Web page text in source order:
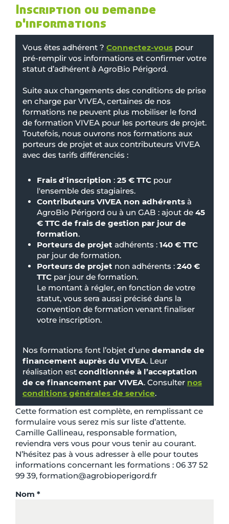
Inscription ou demande
d'informations
Vous êtes adhérent ? Connectez-vous pour
pré-remplir vos informations et confirmer votre
statut d’adhérent à AgroBio Périgord.
Suite aux changements des conditions de prise
en charge par VIVEA, certaines de nos
formations ne peuvent plus mobiliser le fond
de formation VIVEA pour les porteurs de projet.
Toutefois, nous ouvrons nos formations aux
porteurs de projet et aux contributeurs VIVEA
avec des tarifs différenciés :
Frais d'inscription : 25 € TTC pour
l'ensemble des stagiaires.
Contributeurs VIVEA non adhérents à
AgroBio Périgord ou à un GAB : ajout de 45
€ TTC de frais de gestion par jour de
formation.
Porteurs de projet adhérents : 140 € TTC
par jour de formation.
Porteurs de projet non adhérents : 240 €
TTC par jour de formation.
Le montant à régler, en fonction de votre
statut, vous sera aussi précisé dans la
convention de formation venant finaliser
votre inscription.
Nos formations font l’objet d’une demande de
financement auprès du VIVEA. Leur
réalisation est conditionnée à l’acceptation
de ce financement par VIVEA. Consulter nos
conditions générales de service.
Cette formation est complète, en remplissant ce
formulaire vous serez mis sur liste d’attente.
Camille Gallineau, responsable formation,
reviendra vers vous pour vous tenir au courant.
N’hésitez pas à vous adresser à elle pour toutes
informations concernant les formations : 06 37 52
99 39, formation@agrobioperigord.fr
Nom *